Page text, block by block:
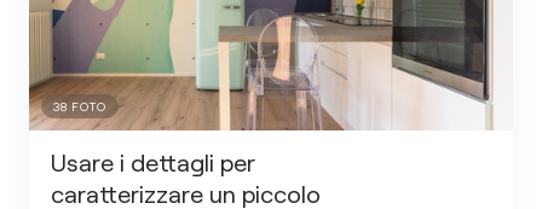
38 FOTO
Usare i dettagli per
caratterizzare un piccolo